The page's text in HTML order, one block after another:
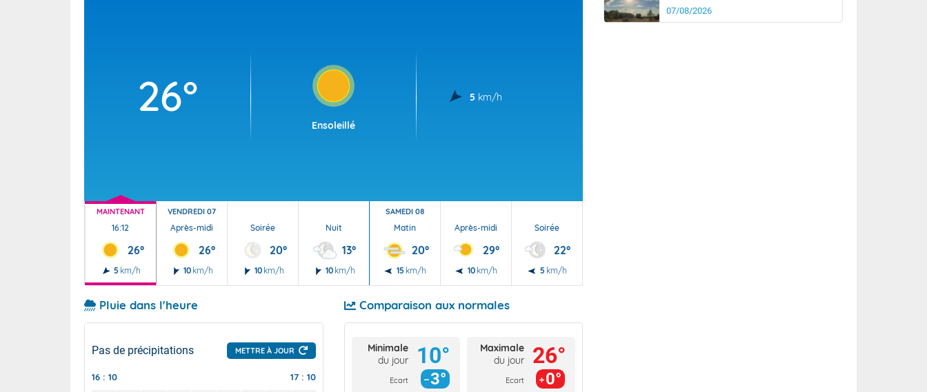
26°
Ensoleillé
5 km/h
MAINTENANT
16:12
26°
5 km/h
VENDREDI 07
Après-midi
26°
10 km/h
Soirée
20°
10 km/h
Nuit
13°
10 km/h
SAMEDI 08
Matin
20°
15 km/h
Après-midi
29°
10 km/h
Soirée
22°
5 km/h
Pluie dans l'heure
Pas de précipitations METTRE À JOUR
16 : 10 17 : 10
Comparaison aux normales
Minimale
du jour
Ecart
10°
3°
Maximale
du jour
Ecart
26°
0°
07/08/2026